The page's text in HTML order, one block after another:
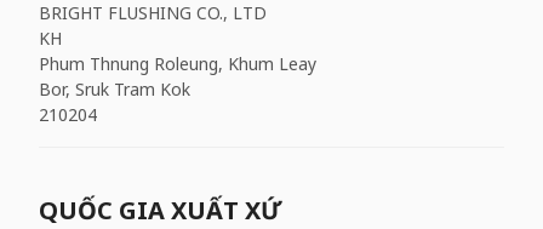
BRIGHT FLUSHING CO., LTD
KH
Phum Thnung Roleung, Khum Leay
Bor, Sruk Tram Kok
210204
QUỐC GIA XUẤT XỨ